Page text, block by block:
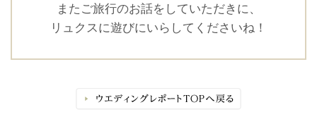
またご旅行のお話をしていただきに、
リュクスに遊びにいらしてくださいね！